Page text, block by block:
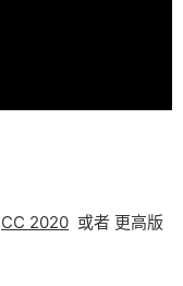
CC 2020 或者 更高版